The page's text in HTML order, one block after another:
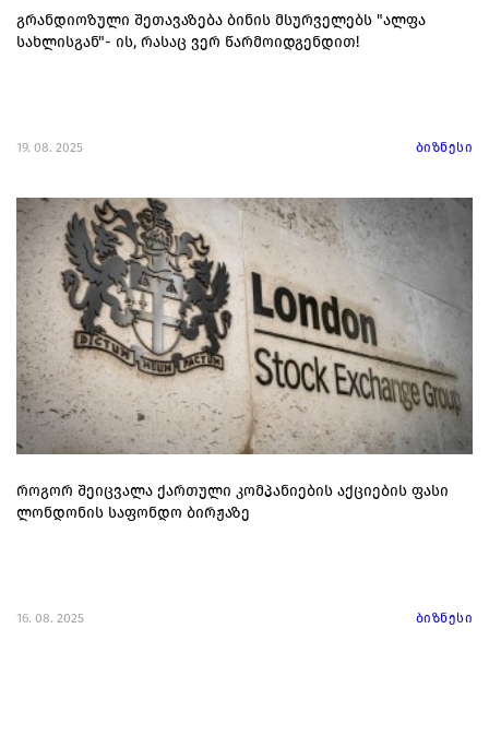
გრანდიოზული შეთავაზება ბინის მსურველებს "ალფა
სახლისგან"- ის, რასაც ვერ წარმოიდგენდით!
19. 08. 2025 ბიზნესი
როგორ შეიცვალა ქართული კომპანიების აქციების ფასი
ლონდონის საფონდო ბირჟაზე
16. 08. 2025 ბიზნესი